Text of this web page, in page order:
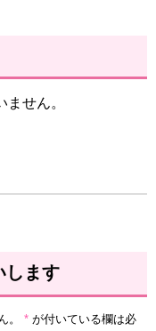
せん。
します
。 * が付いている欄は必